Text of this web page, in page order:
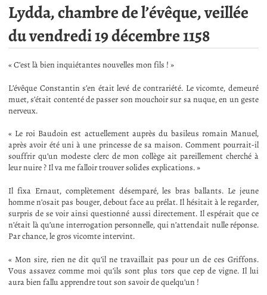
Lydda, chambre de l’évêque, veillée
du vendredi 19 décembre 1158
« C’est là bien inquiétantes nouvelles mon fils ! »
L’évêque Constantin s’en était levé de contrariété. Le vicomte, demeuré
muet, s’était contenté de passer son mouchoir sur sa nuque, en un geste
nerveux.
« Le roi Baudoin est actuellement auprès du basileus romain Manuel,
après avoir été uni à une princesse de sa maison. Comment pourrait-il
souffrir qu’un modeste clerc de mon collège ait pareillement cherché à
leur nuire ? Il va me falloir trouver solides explications. »
Il fixa Ernaut, complètement désemparé, les bras ballants. Le jeune
homme n’osait pas bouger, debout face au prélat. Il hésitait à le regarder,
surpris de se voir ainsi questionné aussi directement. Il espérait que ce
n’était là qu’une interrogation personnelle, qui n’attendait nulle réponse.
Par chance, le gros vicomte intervint.
« Mon sire, rien ne dit qu’il ne travaillait pas pour un de ces Griffons.
Vous assavez comme moi qu’ils sont plus tors que cep de vigne. Il lui
aura bien fallu apprendre tout son savoir de quelqu’un !